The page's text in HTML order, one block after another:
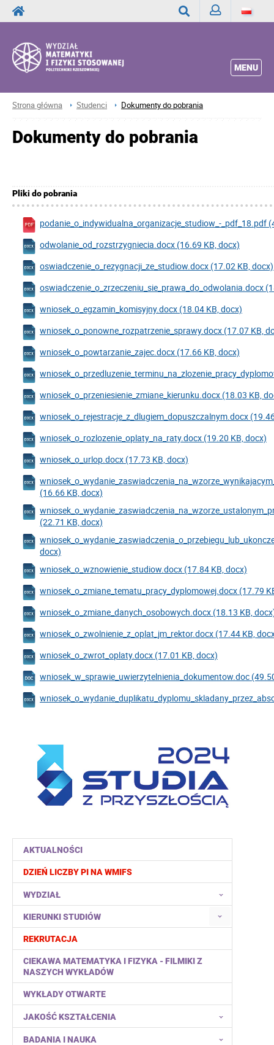
MENU
Strona główna Studenci Dokumenty do pobrania
AKTUALNOŚCI
DZIEŃ LICZBY PI NA WMIFS
WYDZIAŁ
KIERUNKI STUDIÓW
REKRUTACJA
CIEKAWA MATEMATYKA I FIZYKA - FILMIKI Z
NASZYCH WYKŁADÓW
WYKŁADY OTWARTE
JAKOŚĆ KSZTAŁCENIA
BADANIA I NAUKA
Dokumenty do pobrania
Pliki do pobrania
podanie_o_indywidualna_organizacje_studiow_-_pdf_18.pdf
odwolanie_od_rozstrzygniecia.docx (16.69 KB, docx)
oswiadczenie_o_rezygnacji_ze_studiow.docx (17.02 KB, docx)
oswiadczenie_o_zrzeczeniu_sie_prawa_do_odwolania.docx
wniosek_o_egzamin_komisyjny.docx (18.04 KB, docx)
wniosek_o_ponowne_rozpatrzenie_sprawy.docx (17.07 KB,
wniosek_o_powtarzanie_zajec.docx (17.66 KB, docx)
wniosek_o_przeniesienie_zmiane_kierunku.docx (18.03 KB,
wniosek_o_rejestracje_z_dlugiem_dopuszczalnym.docx
wniosek_o_rozlozenie_oplaty_na_raty.docx (19.20 KB, docx)
wniosek_o_urlop.docx (17.73 KB, docx)
(16.66 KB, docx)
(22.71 KB, docx)
docx)
wniosek_o_wznowienie_studiow.docx (17.84 KB, docx)
wniosek_o_zmiane_tematu_pracy_dyplomowej.docx (17.79
wniosek_o_zmiane_danych_osobowych.docx (18.13 KB,
wniosek_o_zwolnienie_z_oplat_jm_rektor.docx (17.44 KB,
wniosek_o_zwrot_oplaty.docx (17.01 KB, docx)
wniosek_w_sprawie_uwierzytelnienia_dokumentow.doc